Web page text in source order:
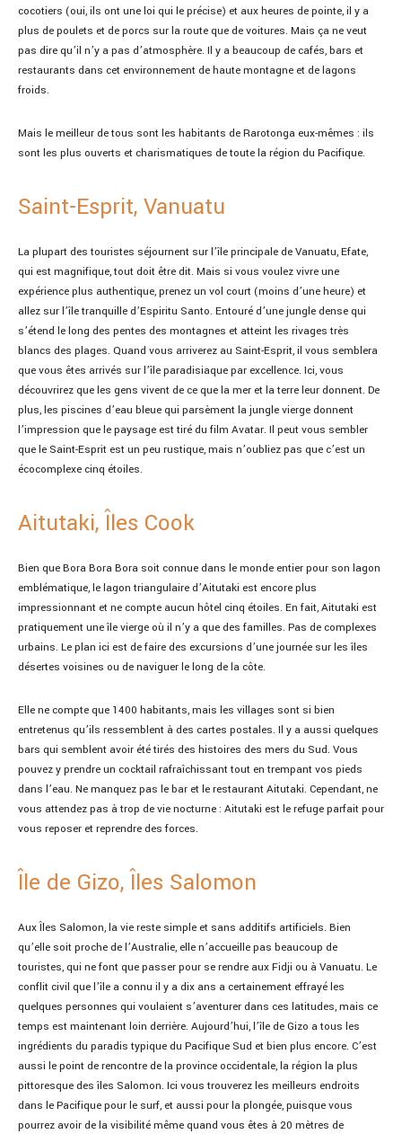
cocotiers (oui, ils ont une loi qui le précise) et aux heures de pointe, il y a
plus de poulets et de porcs sur la route que de voitures. Mais ça ne veut
pas dire qu’il n’y a pas d’atmosphère. Il y a beaucoup de cafés, bars et
restaurants dans cet environnement de haute montagne et de lagons
froids.
Mais le meilleur de tous sont les habitants de Rarotonga eux-mêmes : ils
sont les plus ouverts et charismatiques de toute la région du Pacifique.
Saint-Esprit, Vanuatu
La plupart des touristes séjournent sur l’île principale de Vanuatu, Efate,
qui est magnifique, tout doit être dit. Mais si vous voulez vivre une
expérience plus authentique, prenez un vol court (moins d’une heure) et
allez sur l’île tranquille d’Espiritu Santo. Entouré d’une jungle dense qui
s’étend le long des pentes des montagnes et atteint les rivages très
blancs des plages. Quand vous arriverez au Saint-Esprit, il vous semblera
que vous êtes arrivés sur l’île paradisiaque par excellence. Ici, vous
découvrirez que les gens vivent de ce que la mer et la terre leur donnent. De
plus, les piscines d’eau bleue qui parsèment la jungle vierge donnent
l’impression que le paysage est tiré du film Avatar. Il peut vous sembler
que le Saint-Esprit est un peu rustique, mais n’oubliez pas que c’est un
écocomplexe cinq étoiles.
Aitutaki, Îles Cook
Bien que Bora Bora Bora soit connue dans le monde entier pour son lagon
emblématique, le lagon triangulaire d’Aitutaki est encore plus
impressionnant et ne compte aucun hôtel cinq étoiles. En fait, Aitutaki est
pratiquement une île vierge où il n’y a que des familles. Pas de complexes
urbains. Le plan ici est de faire des excursions d’une journée sur les îles
désertes voisines ou de naviguer le long de la côte.
Elle ne compte que 1400 habitants, mais les villages sont si bien
entretenus qu’ils ressemblent à des cartes postales. Il y a aussi quelques
bars qui semblent avoir été tirés des histoires des mers du Sud. Vous
pouvez y prendre un cocktail rafraîchissant tout en trempant vos pieds
dans l’eau. Ne manquez pas le bar et le restaurant Aitutaki. Cependant, ne
vous attendez pas à trop de vie nocturne : Aitutaki est le refuge parfait pour
vous reposer et reprendre des forces.
Île de Gizo, Îles Salomon
Aux Îles Salomon, la vie reste simple et sans additifs artificiels. Bien
qu’elle soit proche de l’Australie, elle n’accueille pas beaucoup de
touristes, qui ne font que passer pour se rendre aux Fidji ou à Vanuatu. Le
conflit civil que l’île a connu il y a dix ans a certainement effrayé les
quelques personnes qui voulaient s’aventurer dans ces latitudes, mais ce
temps est maintenant loin derrière. Aujourd’hui, l’île de Gizo a tous les
ingrédients du paradis typique du Pacifique Sud et bien plus encore. C’est
aussi le point de rencontre de la province occidentale, la région la plus
pittoresque des îles Salomon. Ici vous trouverez les meilleurs endroits
dans le Pacifique pour le surf, et aussi pour la plongée, puisque vous
pourrez avoir de la visibilité même quand vous êtes à 20 mètres de